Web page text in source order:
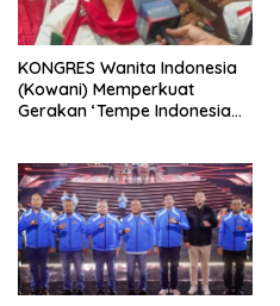
KONGRES Wanita Indonesia
(Kowani) Memperkuat
Gerakan ‘Tempe Indonesia